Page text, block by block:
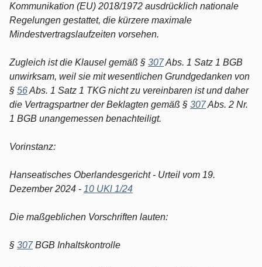
Kommunikation (EU) 2018/1972 ausdrücklich nationale
Regelungen gestattet, die kürzere maximale
Mindestvertragslaufzeiten vorsehen.
Zugleich ist die Klausel gemäß § 307Abs. 1 Satz 1 BGB
unwirksam, weil sie mit wesentlichen Grundgedanken von
§ 56Abs. 1 Satz 1 TKG nicht zu vereinbaren ist und daher
die Vertragspartner der Beklagten gemäß § 307Abs. 2 Nr.
1 BGB unangemessen benachteiligt.
Vorinstanz:
Hanseatisches Oberlandesgericht - Urteil vom 19.
Dezember 2024 - 10 UKl 1/24
Die maßgeblichen Vorschriften lauten:
§ 307BGB Inhaltskontrolle